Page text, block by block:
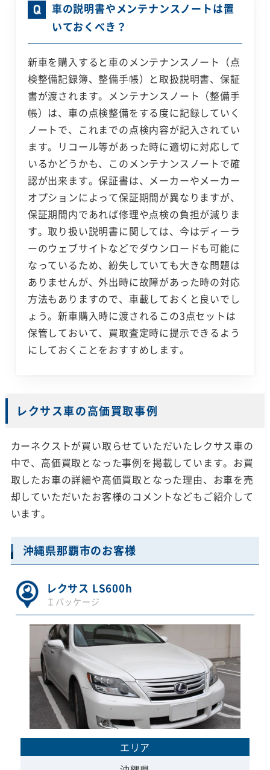
車の説明書やメンテナンスノートは置
いておくべき？
新車を購入すると車のメンテナンスノート（点
検整備記録簿、整備手帳）と取扱説明書、保証
書が渡されます。メンテナンスノート（整備手
帳）は、車の点検整備をする度に記録していく
ノートで、これまでの点検内容が記入されてい
ます。リコール等があった時に適切に対応して
いるかどうかも、このメンテナンスノートで確
認が出来ます。保証書は、メーカーやメーカー
オプションによって保証期間が異なりますが、
保証期間内であれば修理や点検の負担が減りま
す。取り扱い説明書に関しては、今はディーラ
ーのウェブサイトなどでダウンロードも可能に
なっているため、紛失していても大きな問題は
ありませんが、外出時に故障があった時の対応
方法もありますので、車載しておくと良いでし
ょう。新車購入時に渡されるこの3点セットは
保管しておいて、買取査定時に提示できるよう
にしておくことをおすすめします。
レクサス車の高価買取事例
カーネクストが買い取らせていただいたレクサス車の
中で、高価買取となった事例を掲載しています。お買
取したお車の詳細や高価買取となった理由、お車を売
却していただいたお客様のコメントなどもご紹介して
います。
沖縄県那覇市のお客様
レクサス LS600h
Ｉパッケージ
エリア